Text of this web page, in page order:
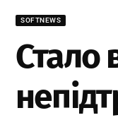
SOFTNEWS
Стало